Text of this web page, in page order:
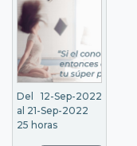
Del 12-Sep-2022
al 21-Sep-2022
25 horas